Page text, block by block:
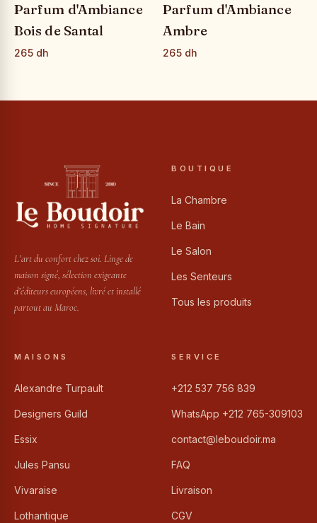
Parfum d'Ambiance
Bois de Santal
265 dh
Parfum d'Ambiance
Ambre
265 dh
L’art du confort chez soi. Linge de
maison signé, sélection exigeante
d’éditeurs européens, livré et installé
partout au Maroc.
BOUTIQUE
La Chambre
Le Bain
Le Salon
Les Senteurs
Tous les produits
MAISONS
Alexandre Turpault
Designers Guild
Essix
Jules Pansu
Vivaraise
Lothantique
SERVICE
+212 537 756 839
WhatsApp +212 765-309103
contact@leboudoir.ma
FAQ
Livraison
CGV